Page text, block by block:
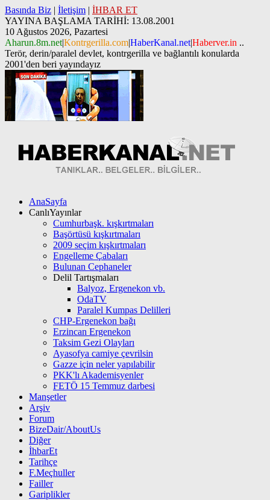
Basında Biz | İletişim | İHBAR ET
YAYINA BAŞLAMA TARİHİ: 13.08.2001
10 Ağustos 2026, Pazartesi
Aharun.8m.net|Kontrgerilla.com|HaberKanal.net|Haberver.in ..
Terör, derin/paralel devlet, kontrgerilla ve bağlantılı konularda
2001'den beri yayındayız
AnaSayfa
CanlıYayınlar
Cumhurbaşk. kışkırtmaları
Başörtüsü kışkırtmaları
2009 seçim kışkırtmaları
Engelleme Çabaları
Bulunan Cephaneler
Delil Tartışmaları
Balyoz, Ergenekon vb.
OdaTV
Paralel Kumpas Delilleri
CHP-Ergenekon bağı
Erzincan Ergenekon
Taksim Gezi Olayları
Ayasofya camiye çevrilsin
Gazze için neler yapılabilir
PKK'lı Akademisyenler
FETÖ 15 Temmuz darbesi
Manşetler
Arşiv
Forum
BizeDair/AboutUs
Diğer
İhbarEt
Tarihçe
F.Meçhuller
Failler
Gariplikler